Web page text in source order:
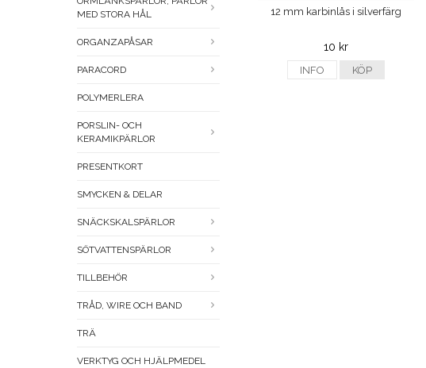
MED STORA HÅL
ORGANZAPÅSAR
PARACORD
POLYMERLERA
PORSLIN- OCH
KERAMIKPÄRLOR
PRESENTKORT
SMYCKEN & DELAR
SNÄCKSKALSPÄRLOR
SÖTVATTENSPÄRLOR
TILLBEHÖR
TRÅD, WIRE OCH BAND
TRÄ
VERKTYG OCH HJÄLPMEDEL
12 mm karbinlås i silverfärg
10 kr
INFO KÖP